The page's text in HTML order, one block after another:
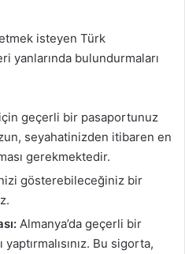
isteyen Türk
yanlarında bulundurmaları
geçerli bir pasaportunuz
seyahatinizden itibaren en
gerekmektedir.
gösterebileceğiniz bir
Almanya’da geçerli bir
Bu sigorta,